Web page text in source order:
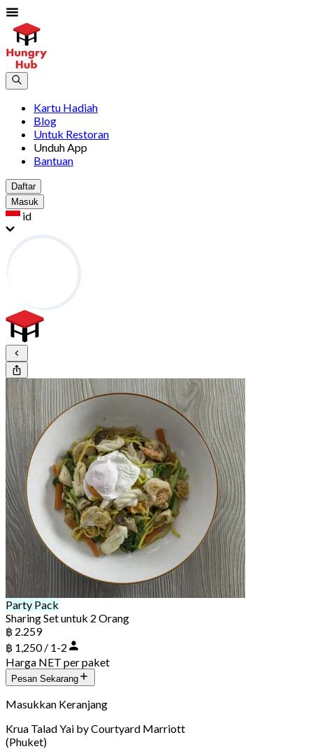
Kartu Hadiah
Blog
Untuk Restoran
Unduh App
Bantuan
Daftar
Masuk
id
Party Pack
Sharing Set untuk 2 Orang
฿ 2.259
฿ 1,250 / 1-2
Harga NET per paket
Pesan Sekarang
Masukkan Keranjang
Krua Talad Yai by Courtyard Marriott
(Phuket)